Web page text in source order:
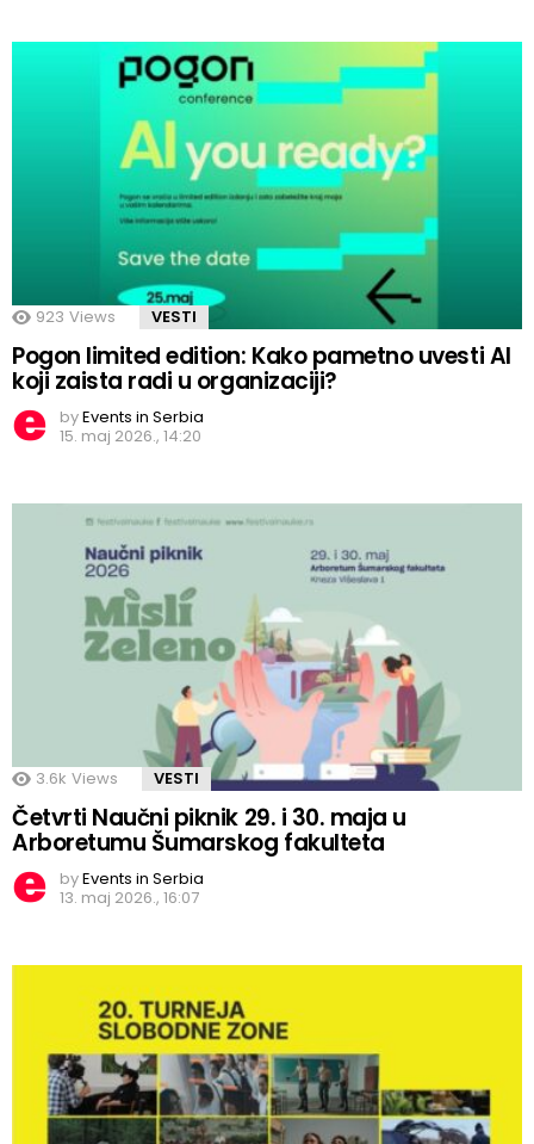
923 Views VESTI
Pogon limited edition: Kako pametno uvesti AI
koji zaista radi u organizaciji?
byEvents in Serbia
15. maj 2026., 14:20
3.6k Views VESTI
Četvrti Naučni piknik 29. i 30. maja u
Arboretumu Šumarskog fakulteta
byEvents in Serbia
13. maj 2026., 16:07